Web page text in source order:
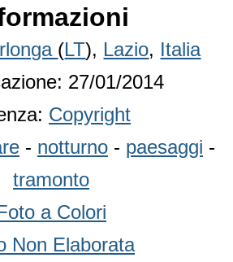
(LT), Lazio, Italia
27/01/2014
Copyright
- notturno - paesaggi -
tramonto
a Colori
Non Elaborata